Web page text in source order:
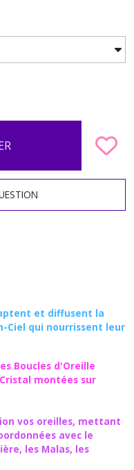
et diffusent la
Ciel qui nourrissent leur
Boucles d'Oreille
montées sur
vos oreilles, mettant
avec le
les Malas, les